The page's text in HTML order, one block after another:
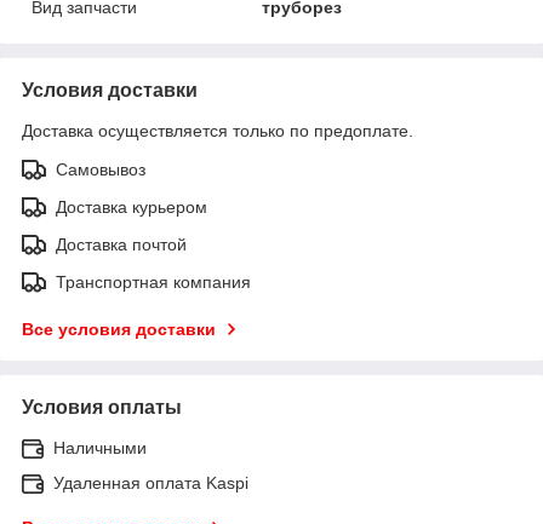
Вид запчасти
труборез
Условия доставки
Доставка осуществляется только по предоплате.
Самовывоз
Доставка курьером
Доставка почтой
Транспортная компания
Все условия доставки
Условия оплаты
Наличными
Удаленная оплата Kaspi